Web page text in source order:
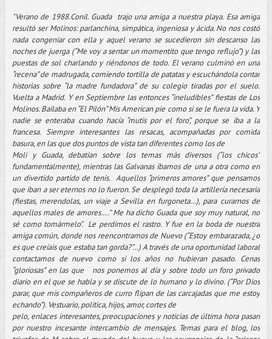
"Verano de 1988.Conil. Guada trajo una amiga a nuestra playa. Esa amiga
resultó ser Molinos: parlanchina, simpática, ingeniosa y ácida. No nos costó
nada congeniar con ella y aquel verano se sucedieron sin descanso las
noches de juerga (“Me voy a sentar un momentito que tengo reflujo”) y las
puestas de sol charlando y riéndonos de todo. El verano culminó en una
“recena” de madrugada, comiendo tortilla de patatas y escuchándola contar
historias sobre “la madre fundadora” de su colegio tiradas por el suelo.
Vuelta a Madrid. Y en Septiembre las entonces “ineludibles” fiestas de Los
Molinos.Bailaba en “El Pilón” Mis American pie como si se le fuera la vida. Y
nadie se enteraba cuando hacía “mutis por el foro”, porque se iba a la
francesa. Siempre interesantes las resacas, acompañadas por comida
basura, en las que dos puntos de vista tan diferentes como los de
Moli y Guada, debatían sobre los temas más diversos (“los chicos”
fundamentalmente), mientras las Galvanas íbamos de una a otra como en
un divertido partido de tenis. Aquellos “primeros amores” que pensamos
que iban a ser eternos no lo fueron. Se desplegó toda la artillería necesaria
(fiestas, merendolas, un viaje a Sevilla en furgoneta…), para curarnos de
aquellos males de amores….” Me ha dicho Guada que soy muy natural, no
sé como tomármelo”. Le perdimos el rastro. Y fue en la boda de nuestra
amiga común, donde nos reencontramos de Nuevo (“Estoy embarazada, ¿o
es que creíais que estaba tan gorda?”…) A través de una oportunidad laboral
contactamos de nuevo como si los años no hubieran pasado. Cenas
“gloriosas” en las que nos ponemos al día y sobre todo un foro privado
diario en el que se habla y se discute de lo humano y lo divino. (“Por Dios
parar, que mis compañeros de curro flipan de las carcajadas que me estoy
echando”). Vestuario, política, hijos, amor, cortes de
pelo, enlaces interesantes, preocupaciones y noticias de última hora pasan
por nuestro incesante intercambio de mensajes. Temas para el blog, los